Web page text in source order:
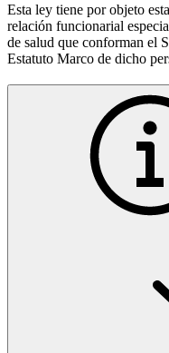
Esta ley tiene por objeto
relación funcionarial
de salud que conforman el
Estatuto Marco de dicho